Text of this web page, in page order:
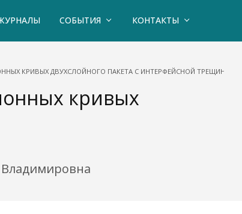
СОБЫТИЯ КОНТАКТЫ
КРИВЫХ ДВУХСЛОЙНОГО ПАКЕТА С ИНТЕРФЕЙСНОЙ ТРЕЩИНОЙ
кривых